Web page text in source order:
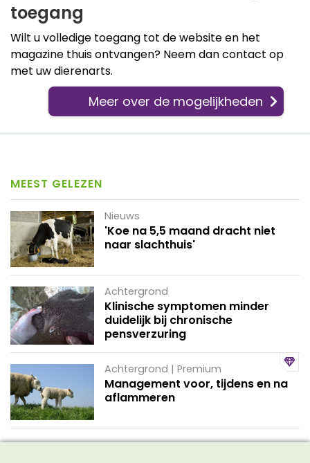
toegang
Wilt u volledige toegang tot de website en het
magazine thuis ontvangen? Neem dan contact op
met uw dierenarts.
Meer over de mogelijkheden
MEEST GELEZEN
Nieuws
'Koe na 5,5 maand dracht niet
naar slachthuis'
Achtergrond
Klinische symptomen minder
duidelijk bij chronische
pensverzuring
Achtergrond | Premium
Management voor, tijdens en na
aflammeren